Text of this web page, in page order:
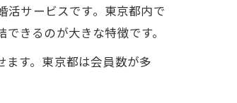
活サービスです。東京都内で
きるのが大きな特徴です。
す。東京都は会員数が多